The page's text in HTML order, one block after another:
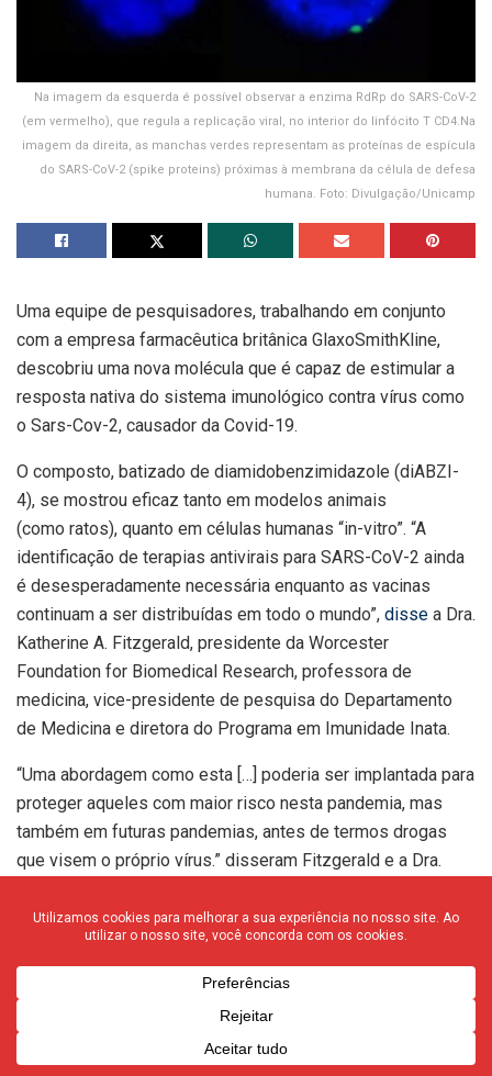
Na imagem da esquerda é possível observar a enzima RdRp do SARS-CoV-2
(em vermelho), que regula a replicação viral, no interior do linfócito T CD4.Na
imagem da direita, as manchas verdes representam as proteínas de espícula
do SARS-CoV-2 (spike proteins) próximas à membrana da célula de defesa
humana. Foto: Divulgação/Unicamp
Uma equipe de pesquisadores, trabalhando em conjunto
com a empresa farmacêutica britânica GlaxoSmithKline,
descobriu uma nova molécula que é capaz de estimular a
resposta nativa do sistema imunológico contra vírus como
o Sars-Cov-2, causador da Covid-19.
O composto, batizado de diamidobenzimidazole (diABZI-
4), se mostrou eficaz tanto em modelos animais
(como ratos), quanto em células humanas “in-vitro”. “A
identificação de terapias antivirais para SARS-CoV-2 ainda
é desesperadamente necessária enquanto as vacinas
continuam a ser distribuídas em todo o mundo”, disse a Dra.
Katherine A. Fitzgerald, presidente da Worcester
Foundation for Biomedical Research, professora de
medicina, vice-presidente de pesquisa do Departamento
de Medicina e diretora do Programa em Imunidade Inata.
“Uma abordagem como esta […] poderia ser implantada para
proteger aqueles com maior risco nesta pandemia, mas
também em futuras pandemias, antes de termos drogas
que visem o próprio vírus.” disseram Fitzgerald e a Dra.
de Fitzgerald. Ambas são autoras do artigo.
O diABZI-4 estimula uma proteína chamada STING
(“STimulator of INterferon Genes, estimulador de genes de
interferon), que induz a produção de Interferona Tipo I em
células infectadas com patógenos intracelulares, como